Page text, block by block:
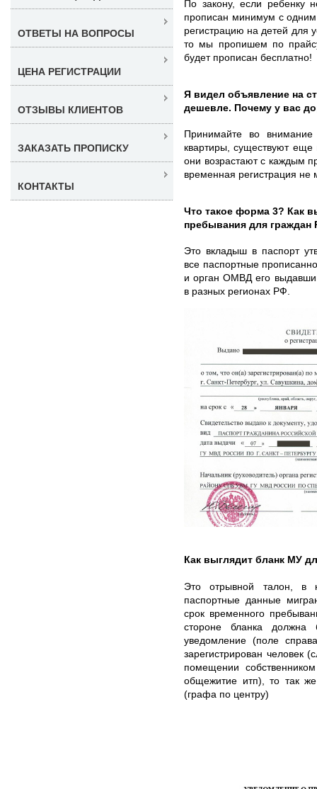
По закону, если ребенку
прописан минимум с
регистрацию на детей для
то мы пропишем по
будет прописан бесплатно!
Я видел объявление на
дешевле. Почему у вас
Принимайте во
квартиры, существуют
они возрастают с каждым
временная регистрация
Что такое форма 3? Как
пребывания для граждан
Это вкладыш в паспорт
все паспортные
и орган ОМВД его
в разных регионах РФ.
Как выглядит бланк МУ
Это отрывной талон, в
паспортные данные
срок временного
стороне бланка
уведомление (поле
зарегистрирован человек
помещении
общежитие итп), то так
(графа по центру)
ОТВЕТЫ НА ВОПРОСЫ
ЦЕНА РЕГИСТРАЦИИ
ОТЗЫВЫ КЛИЕНТОВ
ЗАКАЗАТЬ ПРОПИСКУ
КОНТАКТЫ